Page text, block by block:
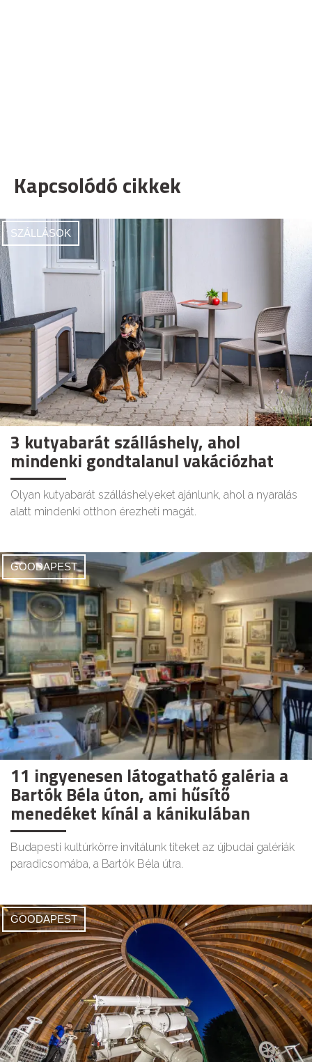
Kapcsolódó cikkek
SZÁLLÁSOK
3 kutyabarát szálláshely, ahol
mindenki gondtalanul vakációzhat
Olyan kutyabarát szálláshelyeket ajánlunk, ahol a nyaralás
alatt mindenki otthon érezheti magát.
GOODAPEST
11 ingyenesen látogatható galéria a
Bartók Béla úton, ami hűsítő
menedéket kínál a kánikulában
Budapesti kultúrkörre invitálunk titeket az újbudai galériák
paradicsomába, a Bartók Béla útra.
GOODAPEST